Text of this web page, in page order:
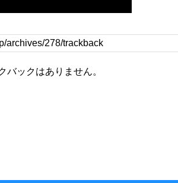
バックはありません。